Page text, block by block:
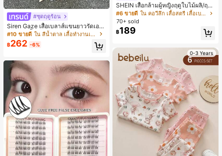
#ชุดฤดูร้อน
Siren Gaze เสื้อเบลาส์แขนยาวรัดเอว
ลายจุดสีน้ำตาลใหม่สำหรับฤดูใบไม้ร่ว
งสำหรับผู้หญิง
#10 ขายดี ใน สีน้ำตาล เสื้อทำงานเนื้อผ้านุ่ม
฿262 -6%
SHEIN เสื้อกล้ามผู้หญิงฤดูใบไม้ผลิ/ฤดูร้
อน ใหม่ สไตล์มินิมอลลำลองหรูหรา สีบ
ล็อก ลายจุด คอวี แพตช์เวิร์ก ชายระบา
ย แขนกุด ทรงเข้ารูป อเนกประสงค์, เสื้อ
ผู้หญิงฤดูใบไม้ผลิ/ฤดูร้อน, เสื้อหรูหราผู้
#6 ขายดี
ใน คอวีลึก เสื้อสตรี เสื้อเบลาส์ & Tee
70+ sold
฿189
0-3 Years